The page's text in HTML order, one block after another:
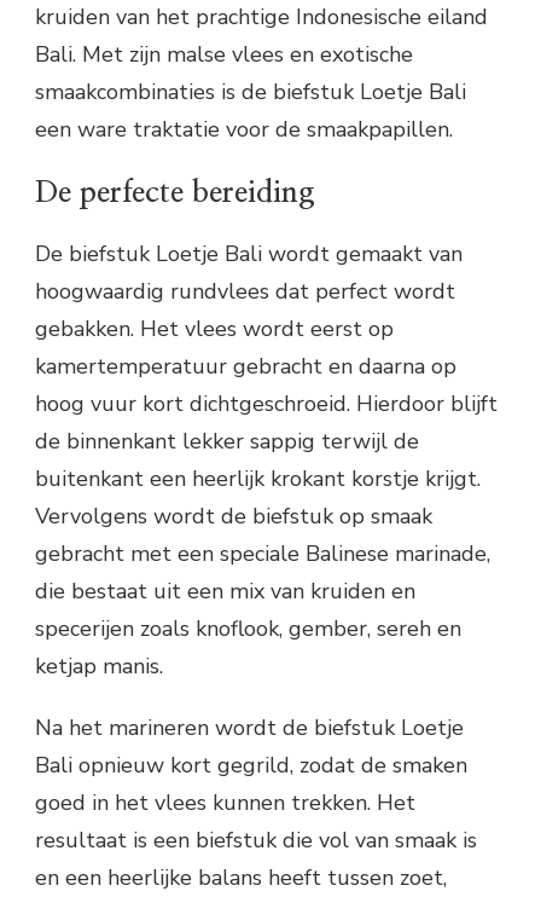
kruiden van het prachtige Indonesische eiland
Bali. Met zijn malse vlees en exotische
smaakcombinaties is de biefstuk Loetje Bali
een ware traktatie voor de smaakpapillen.
De perfecte bereiding
De biefstuk Loetje Bali wordt gemaakt van
hoogwaardig rundvlees dat perfect wordt
gebakken. Het vlees wordt eerst op
kamertemperatuur gebracht en daarna op
hoog vuur kort dichtgeschroeid. Hierdoor blijft
de binnenkant lekker sappig terwijl de
buitenkant een heerlijk krokant korstje krijgt.
Vervolgens wordt de biefstuk op smaak
gebracht met een speciale Balinese marinade,
die bestaat uit een mix van kruiden en
specerijen zoals knoflook, gember, sereh en
ketjap manis.
Na het marineren wordt de biefstuk Loetje
Bali opnieuw kort gegrild, zodat de smaken
goed in het vlees kunnen trekken. Het
resultaat is een biefstuk die vol van smaak is
en een heerlijke balans heeft tussen zoet,